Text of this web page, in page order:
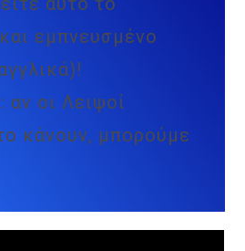
εμπνευσμένο
αν οι Λειψοί
κάνουν, μπορούμε